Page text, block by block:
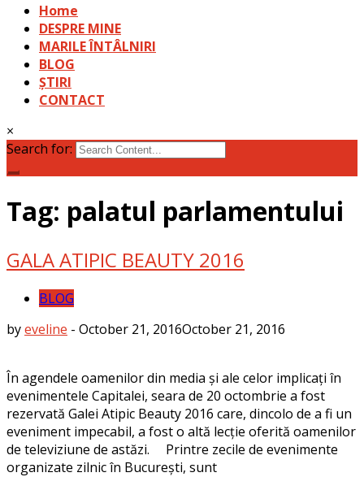
Home
DESPRE MINE
MARILE ÎNTÂLNIRI
BLOG
ȘTIRI
CONTACT
×
Search for:
Tag: palatul parlamentului
GALA ATIPIC BEAUTY 2016
BLOG
byeveline - October 21, 2016October 21, 2016
În agendele oamenilor din media și ale celor implicați în
evenimentele Capitalei, seara de 20 octombrie a fost
rezervată Galei Atipic Beauty 2016 care, dincolo de a fi un
eveniment impecabil, a fost o altă lecție oferită oamenilor
de televiziune de astăzi. Printre zecile de evenimente
organizate zilnic în București, sunt